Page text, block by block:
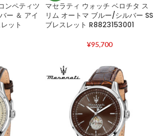
ンペティツ
ー ＆ アイ
ット
マセラティ ウォッチ ベロチタ ス
リム オートマ ブルー/シルバー SS
ブレスレット R8823153001
¥95,700